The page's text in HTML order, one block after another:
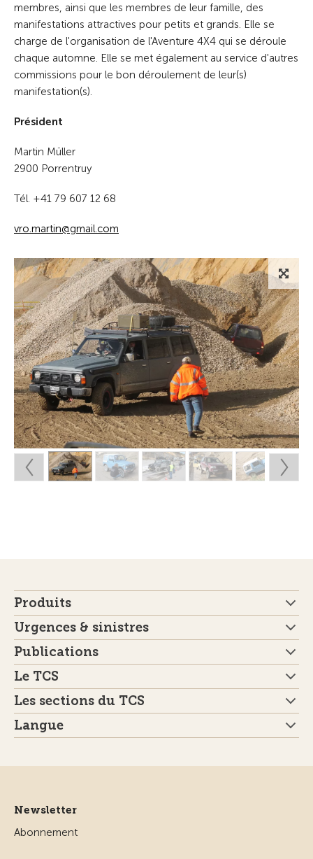
membres, ainsi que les membres de leur famille, des
manifestations attractives pour petits et grands. Elle se
charge de l'organisation de l'Aventure 4X4 qui se déroule
chaque automne. Elle se met également au service d'autres
commissions pour le bon déroulement de leur(s)
manifestation(s).
Président
Martin Müller
2900 Porrentruy
Tél. +41 79 607 12 68
vr m rtn gm l c m
Produits
Urgences & sinistres
Publications
Le TCS
Les sections du TCS
Langue
Newsletter
Abonnement